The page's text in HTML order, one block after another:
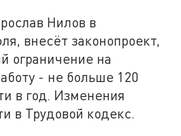
Нилов в
внесёт законопроект,
ограничение на
- не больше 120
в год. Изменения
в Трудовой кодекс.